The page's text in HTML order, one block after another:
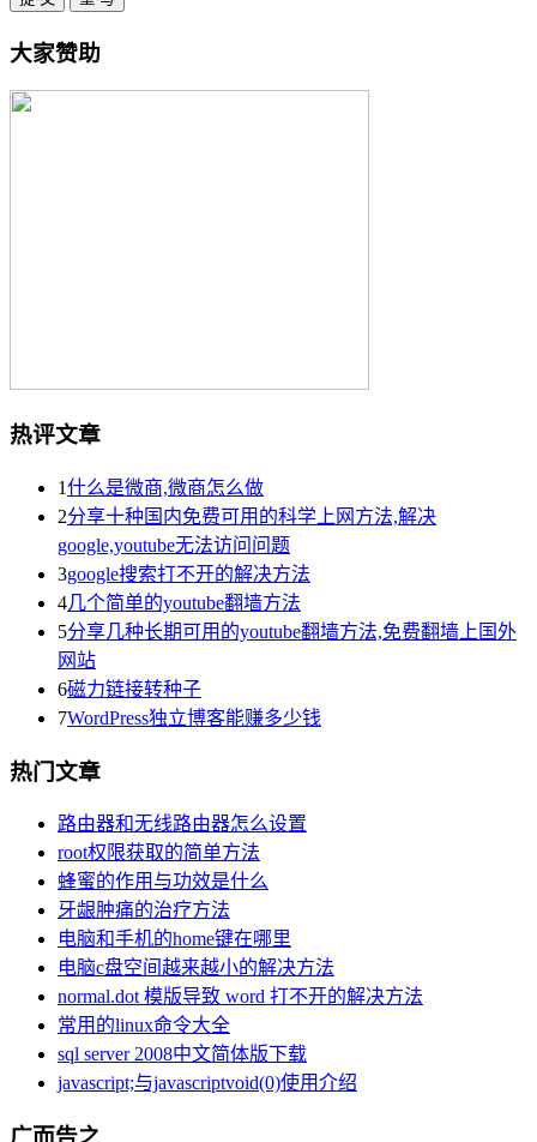
大家赞助
热评文章
1什么是微商,微商怎么做
2分享十种国内免费可用的科学上网方法,解决
google,youtube无法访问问题
3google搜索打不开的解决方法
4几个简单的youtube翻墙方法
5分享几种长期可用的youtube翻墙方法,免费翻墙上国外
网站
6磁力链接转种子
7WordPress独立博客能赚多少钱
热门文章
路由器和无线路由器怎么设置
root权限获取的简单方法
蜂蜜的作用与功效是什么
牙龈肿痛的治疗方法
电脑和手机的home键在哪里
电脑c盘空间越来越小的解决方法
normal.dot 模版导致 word 打不开的解决方法
常用的linux命令大全
sql server 2008中文简体版下载
javascript;与javascriptvoid(0)使用介绍
广而告之